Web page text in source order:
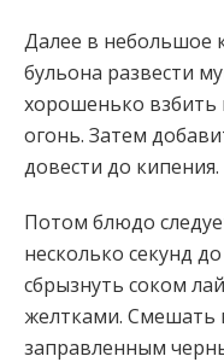
Далее в небольшое
бульона развести
хорошенько взбить
огонь. Затем
довести до кипения.
Потом блюдо
несколько секунд
сбрызнуть соком
желтками. Смешать
заправленным